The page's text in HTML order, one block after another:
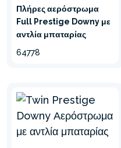
Πλήρες αερόστρωμα
Full Prestige Downy με
αντλία μπαταρίας
64778